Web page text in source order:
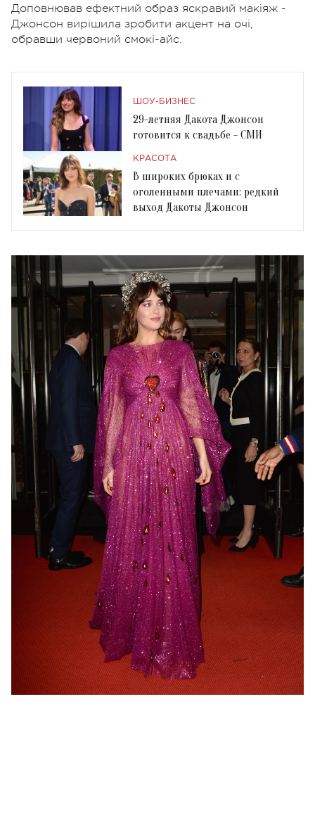
Доповнював ефектний образ яскравий макіяж -
Джонсон вирішила зробити акцент на очі,
обравши червоний смокі-айс.
ШОУ-БИЗНЕС
29-летняя Дакота Джонсон
готовится к свадьбе - СМИ
КРАСОТА
В широких брюках и с
оголенными плечами: редкий
выход Дакоты Джонсон